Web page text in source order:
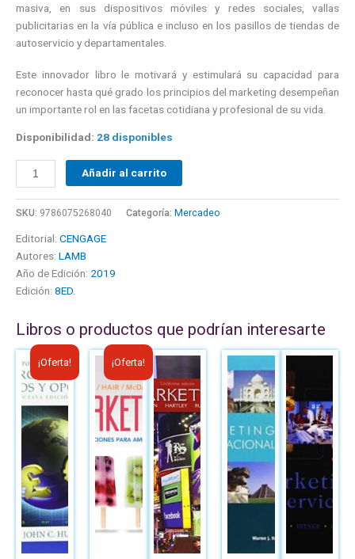
masiva, en sus dispositivos móviles y redes sociales, vallas
publicitarias en la vía pública e incluso en los pasillos de tiendas de
autoservicio y departamentales.
Este innovador libro le motivará y estimulará su capacidad para
reconocer hasta qué grado los principios del marketing desempeñan
un importante rol en las facetas cotidiana y profesional de su vida.
Disponibilidad: 28 disponibles
Añadir al carrito
SKU: 9786075268040 Categoría: Mercadeo
Editorial: CENGAGE
Autores: LAMB
Año de Edición: 2019
Edición: 8ED.
Libros o productos que podrían interesarte
¡Oferta!
El
precio
original
era:
B/.32.54.
El
precio
actual
es:
B/.25.00.
¡Oferta!
El
precio
original
era:
B/.34.20.
El
precio
actual
B/.20.00.